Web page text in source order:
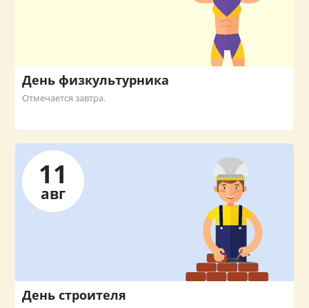
День физкультурника
Отмечается завтра.
11
авг
День строителя